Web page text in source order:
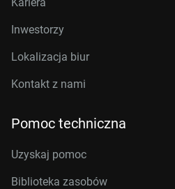
Inwestorzy
Lokalizacja biur
Kontakt z nami
Pomoc techniczna
Uzyskaj pomoc
Biblioteka zasobów